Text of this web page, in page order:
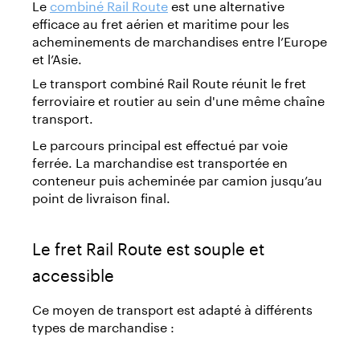
Le combiné Rail Routeest une alternative
efficace au fret aérien et maritime pour les
acheminements de marchandises entre l’Europe
et l’Asie.
Le transport combiné Rail Route réunit le fret
ferroviaire et routier au sein d'une même chaîne
transport.
Le parcours principal est effectué par voie
ferrée. La marchandise est transportée en
conteneur puis acheminée par camion jusqu’au
point de livraison final.
Le fret Rail Route est souple et
accessible
Ce moyen de transport est adapté à différents
types de marchandise :